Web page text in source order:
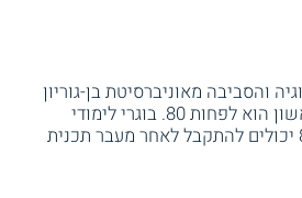
והסביבה מאוניברסיטת בן-גוריון
או מוסדות אקדמיים מוכרים אחרים, ממוצע הציונים הנדרש בתואר הראשון הוא לפחות 80. בוגרי לימודי
מדעי הטבע, לימודי הנדסה ומקצועות משיקים נוספים שלהם ממוצע 80 יכולים להתקבל לאחר מעבר תכנית